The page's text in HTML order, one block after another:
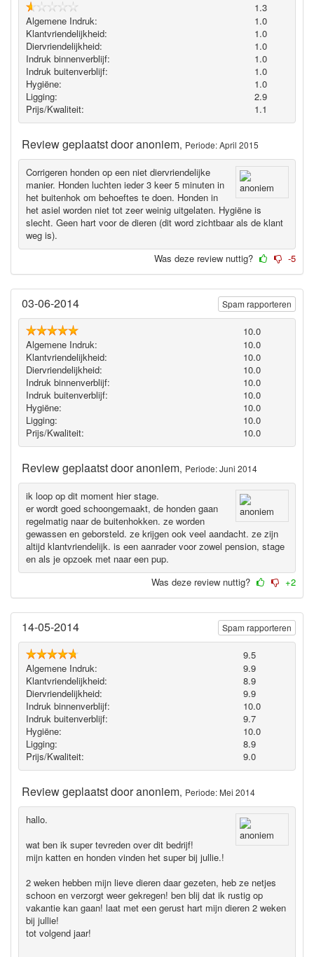
1.3
Algemene Indruk:
1.0
Klantvriendelijkheid:
1.0
Diervriendelijkheid:
1.0
Indruk binnenverblijf:
1.0
Indruk buitenverblijf:
1.0
Hygiëne‎:
1.0
Ligging:
2.9
Prijs/Kwaliteit:
1.1
Review geplaatst dooranoniem, Periode: April 2015
Corrigeren honden op een niet diervriendelijke
manier. Honden luchten ieder 3 keer 5 minuten in
het buitenhok om behoeftes te doen. Honden in
het asiel worden niet tot zeer weinig uitgelaten. Hygiëne is
slecht. Geen hart voor de dieren (dit word zichtbaar als de klant
weg is).
Was deze review nuttig? -5
03-06-2014
10.0
Algemene Indruk:
10.0
Klantvriendelijkheid:
10.0
Diervriendelijkheid:
10.0
Indruk binnenverblijf:
10.0
Indruk buitenverblijf:
10.0
Hygiëne‎:
10.0
Ligging:
10.0
Prijs/Kwaliteit:
10.0
Review geplaatst dooranoniem, Periode: Juni 2014
ik loop op dit moment hier stage.
er wordt goed schoongemaakt, de honden gaan
regelmatig naar de buitenhokken. ze worden
gewassen en geborsteld. ze krijgen ook veel aandacht. ze zijn
altijd klantvriendelijk. is een aanrader voor zowel pension, stage
en als je opzoek met naar een pup.
Spam rapporteren
Was deze review nuttig? +2
14-05-2014
9.5
Algemene Indruk:
9.9
Klantvriendelijkheid:
8.9
Diervriendelijkheid:
9.9
Indruk binnenverblijf:
10.0
Indruk buitenverblijf:
9.7
Hygiëne‎:
10.0
Ligging:
8.9
Prijs/Kwaliteit:
9.0
Review geplaatst dooranoniem, Periode: Mei 2014
hallo.
wat ben ik super tevreden over dit bedrijf!
mijn katten en honden vinden het super bij jullie.!
2 weken hebben mijn lieve dieren daar gezeten, heb ze netjes
schoon en verzorgt weer gekregen! ben blij dat ik rustig op
vakantie kan gaan! laat met een gerust hart mijn dieren 2 weken
bij jullie!
tot volgend jaar!
Spam rapporteren